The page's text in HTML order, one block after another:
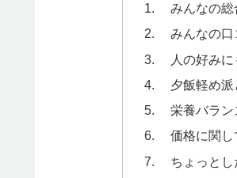
みんなの総
みんなの口
人の好みに
夕飯軽め派
栄養バラン
価格に関し
ちょっとし